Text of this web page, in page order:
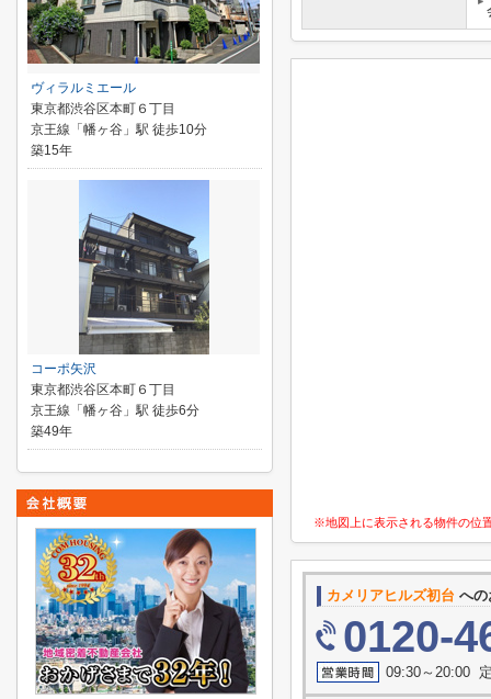
※地図上に表示される物件の位
カメリアヒルズ初台 へ
0120-
09:30～20:00
ヴィラルミエール
東京都渋谷区本町６丁目
京王線「幡ヶ谷」駅 徒歩10分
築15年
コーポ矢沢
東京都渋谷区本町６丁目
京王線「幡ヶ谷」駅 徒歩6分
築49年